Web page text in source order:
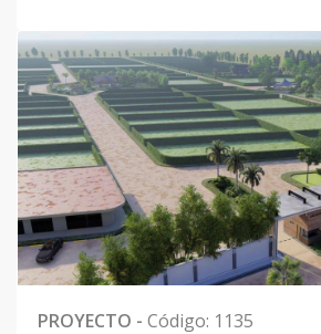
PROYECTO - Código: 1135